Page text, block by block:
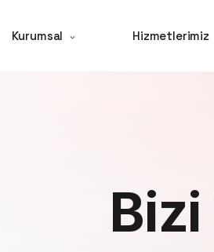
Kurumsal Hizmetlerimiz
Bizi